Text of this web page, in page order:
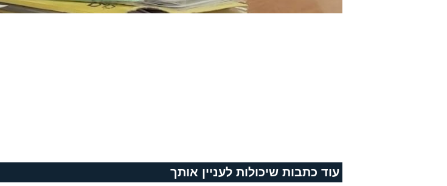
עוד כתבות שיכולות לעניין אותך